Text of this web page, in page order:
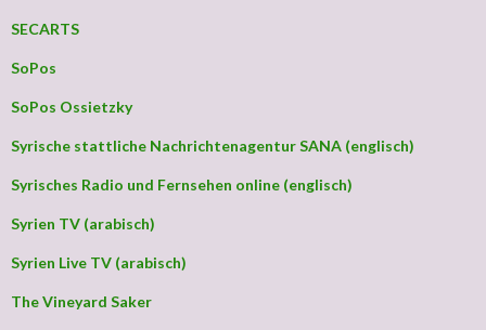
SECARTS
SoPos
SoPos Ossietzky
Syrische stattliche Nachrichtenagentur SANA (englisch)
Syrisches Radio und Fernsehen online (englisch)
Syrien TV (arabisch)
Syrien Live TV (arabisch)
The Vineyard Saker